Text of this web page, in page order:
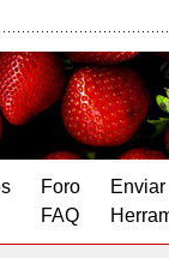
Foro
FAQ